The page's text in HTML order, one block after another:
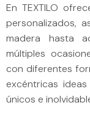
En TEXTILO
personalizados,
madera hasta
múltiples
con diferentes
excéntricas
únicos e